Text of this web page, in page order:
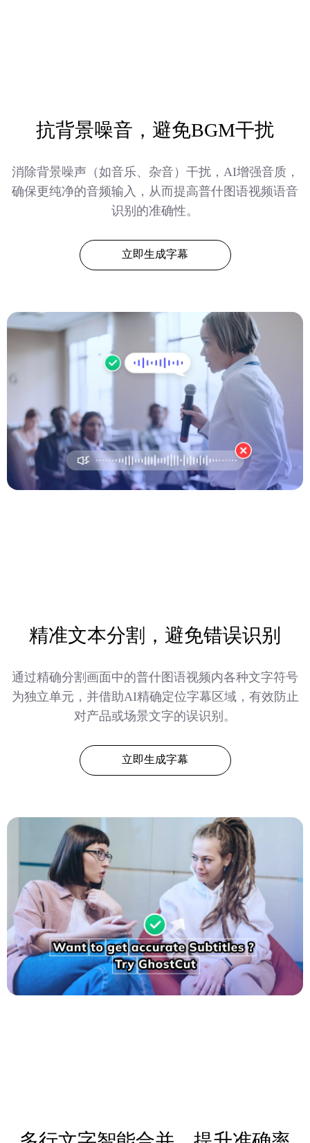
抗背景噪音，避免BGM干扰
消除背景噪声（如音乐、杂音）干扰，AI增强音质，
确保更纯净的音频输入，从而提高普什图语视频语音
识别的准确性。
立即生成字幕
精准文本分割，避免错误识别
通过精确分割画面中的普什图语视频内各种文字符号
为独立单元，并借助AI精确定位字幕区域，有效防止
对产品或场景文字的误识别。
立即生成字幕